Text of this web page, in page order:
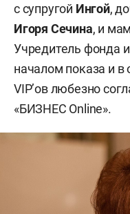
с супругой Ингой,
Игоря Сечина, и
Учредитель фонда
началом показа и в
VIP’ов любезно
«БИЗНЕС Online».